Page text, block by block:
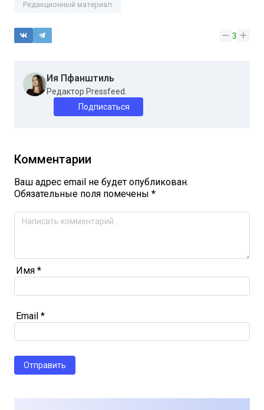
Редакционный материал
3
Ия Пфанштиль
Редактор Pressfeed.
Подписаться
Комментарии
Ваш адрес email не будет опубликован.
Обязательные поля помечены *
Имя *
Email *